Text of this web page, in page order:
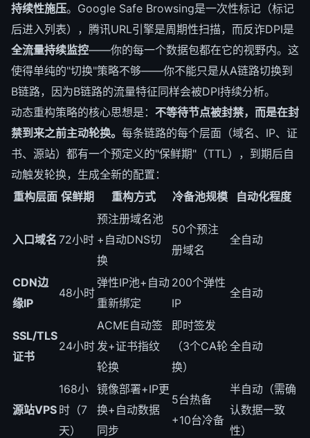
持续性施压。Google Safe Browsing是一次性标记（标记
后进入列表），腾讯URL引擎是周期性扫描，而反诈DPI是
全流量持续监控——你的每一个数据包都在它的视野内。这
使得单纯的"切换"策略不够——你不能只是从A链路切换到
B链路，因为B链路的流量特征同样会被DPI持续分析。
动态重构策略的核心思想是： 不等待节点被封禁，而是在封
禁到来之前主动轮换。 每条链路的每个层面（域名、IP、证
书、源站）都有一个预定义的"保鲜期"（TTL），到期后自
动触发轮换，生成全新的配置：
重构层面 保鲜期 重构方式 冷备池规模 自动化程度
入口域名 72小时
预注册域名池
+自动DNS切
换
50个预注
册域名
全自动
CDN边
缘IP
48小时
弹性IP池+自动
重新绑定
200个弹性
IP
全自动
SSL/TLS
证书
24小时
ACME自动签
发+证书指纹
轮换
即时签发
（3个CA轮
换）
全自动
源站VPS
168小
时（7
天）
镜像部署+IP更
换+自动数据
同步
5台热备
+10台冷备
半自动（需确
认数据一致
性）